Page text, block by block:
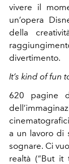
vivere il
un’opera
della
divertimento.
It’s kind of fun
620 pagine
a un lavoro di
sognare. Ci
realtà (“But